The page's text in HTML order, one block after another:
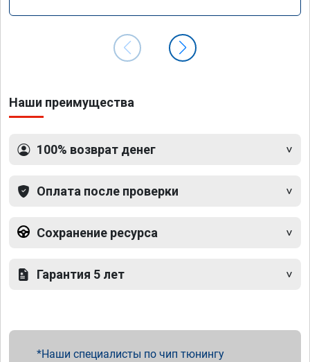
Наши преимущества
100% возврат денег
Оплата после проверки
Сохранение ресурса
Гарантия 5 лет
Наши специалисты по чип тюнингу